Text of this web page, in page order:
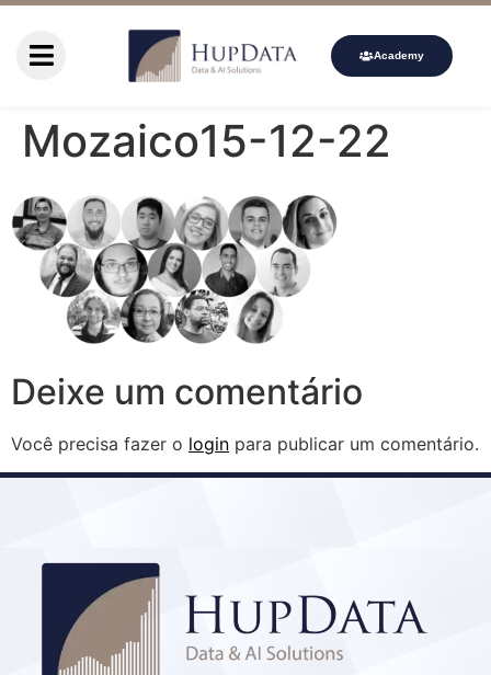
Academy
Mozaico15-12-22
Deixe um comentário
Você precisa fazer o login para publicar um comentário.